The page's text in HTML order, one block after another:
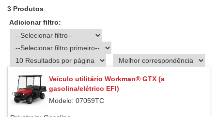
3 Produtos
Adicionar filtro:
Veículo utilitário Workman® GTX (a
gasolina/elétrico EFI)
Modelo: 07059TC